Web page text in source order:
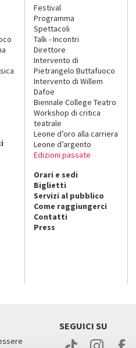
Festival
Programma
Spettacoli
Talk - Incontri
Direttore
Intervento di
Pietrangelo Buttafuoco
Intervento di Willem
Dafoe
Biennale College Teatro
Workshop di critica
teatrale
Leone d’oro alla carriera
Leone d’argento
Edizioni passate
Orari e sedi
Biglietti
Servizi al pubblico
Come raggiungerci
Contatti
Press
SEGUICI SU